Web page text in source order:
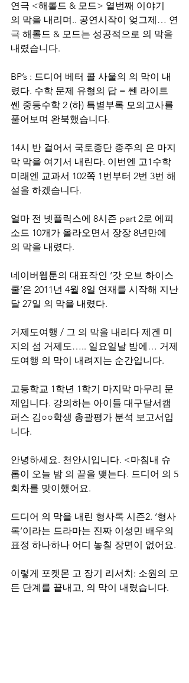
연극 <해롤드 & 모드> 열번째 이야기
의 막을 내리며.. 공연시작이 엊그제… 연
극 해롤드 & 모드는 성공적으로 의 막을
내렸습니다.
BP’s : 드디어 베터 콜 사울의 의 막이 내
렸다. 수학 문제 유형의 답 = 쎈 라이트
쎈 중등수학 2 (하) 특별부록 모의고사를
풀어보며 완북했습니다.
14시 반 걸어서 국토종단 종주의 은 마지
막 막을 여기서 내린다. 이번엔 고1수학
미래엔 교과서 102쪽 1번부터 2번 3번 해
설을 하겠습니다.
얼마 전 넷플릭스에 8시즌 part 2로 에피
소드 10개가 올라오면서 장장 8년만에
의 막을 내렸다.
네이버웹툰의 대표작인 ‘갓 오브 하이스
쿨’은 2011년 4월 8일 연재를 시작해 지난
달 27일 의 막을 내렸다.
거제도여행 / 그 의 막을 내리다 제겐 미
지의 섬 거제도….. 일요일날 밤에… 거제
도여행 의 막이 내려지는 순간입니다.
고등학교 1학년 1학기 마지막 마무리 문
제입니다. 강의하는 아이들 대구달서캠
퍼스 김○○학생 총괄평가 분석 보고서입
니다.
안녕하세요. 천안시입니다. <마침내 슈
롭이 오늘 밤 의 끝을 맺는다. 드디어 의 5
회차를 맞이했어요.
드디어 의 막을 내린 형사록 시즌2. ‘형사
록’이라는 드라마는 진짜 이성민 배우의
표정 하나하나 어디 놓칠 장면이 없어요.
이렇게 포켓몬 고 장기 리서치: 소원의 모
든 단계를 끝내고, 의 막이 내렸습니다.